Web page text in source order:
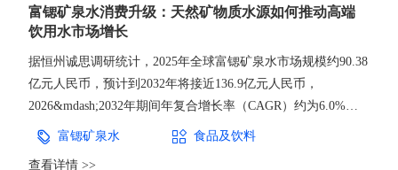
富锶矿泉水消费升级：天然矿物质水源如何推动高端
饮用水市场增长
据恒州诚思调研统计，2025年全球富锶矿泉水市场规模约90.38
亿元人民币，预计到2032年将接近136.9亿元人民币，
2026&mdash;2032年期间年复合增长率（CAGR）约为6.0%。
随着消费者健康饮水意识提升以及高端包装水需求增长，富锶
富锶矿泉水 食品及饮料
查看详情 >>